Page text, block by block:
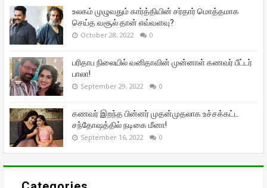
உலகம் முழுவதும் கார்த்தியின் சர்தார் மொத்தமாக
செய்த வசூல் தான் எவ்வளவு?
October 28, 2022 0
பரிதாப நிலையில் வனிதாவின் முன்னாள் கணவர் பீட்டர்
பாலா!
September 29, 2022 0
கணவர் இறந்த பின்னர் முதன்முதலாக உச்சக்கட்ட
சந்தோஷத்தில் நடிகை மீனா!
September 16, 2022 0